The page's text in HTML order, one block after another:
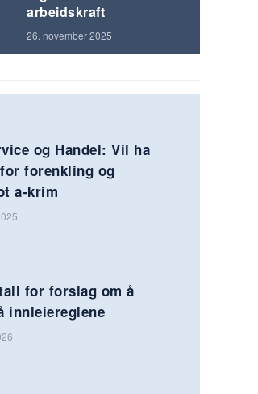
arbeidskraft
26. november 2025
og Handel: Vil ha
forenkling og
a-krim
for forslag om å
innleiereglene